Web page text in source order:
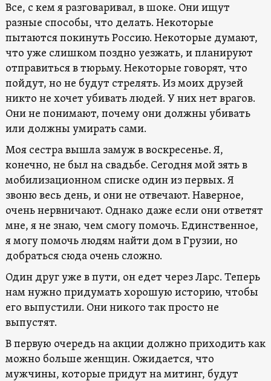
Все, с кем я разговаривал, в шоке. Они ищут
разные способы, что делать. Некоторые
пытаются покинуть Россию. Некоторые думают,
что уже слишком поздно уезжать, и планируют
отправиться в тюрьму. Некоторые говорят, что
пойдут, но не будут стрелять. Из моих друзей
никто не хочет убивать людей. У них нет врагов.
Они не понимают, почему они должны убивать
или должны умирать сами.
Моя сестра вышла замуж в воскресенье. Я,
конечно, не был на свадьбе. Сегодня мой зять в
мобилизационном списке один из первых. Я
звоню весь день, и они не отвечают. Наверное,
очень нервничают. Однако даже если они ответят
мне, я не знаю, чем смогу помочь. Единственное,
я могу помочь людям найти дом в Грузии, но
добраться сюда очень сложно.
Один друг уже в пути, он едет через Ларс. Теперь
нам нужно придумать хорошую историю, чтобы
его выпустили. Они никого так просто не
выпустят.
В первую очередь на акции должно приходить как
можно больше женщин. Ожидается, что
мужчины, которые придут на митинг, будут